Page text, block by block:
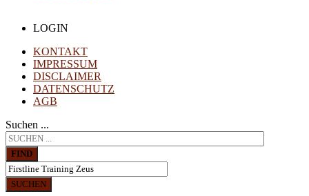
LOGIN
KONTAKT
IMPRESSUM
DISCLAIMER
DATENSCHUTZ
AGB
Suchen ...
FIND
SUCHEN